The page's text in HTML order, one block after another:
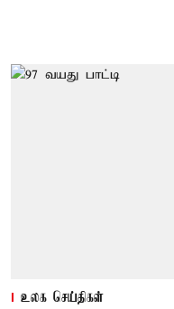
உலக செய்திகள்